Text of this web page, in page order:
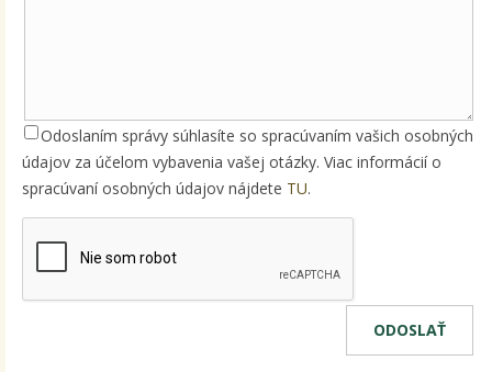
Odoslaním správy súhlasíte so spracúvaním vašich osobných
údajov za účelom vybavenia vašej otázky. Viac informácií o
spracúvaní osobných údajov nájdete TU.